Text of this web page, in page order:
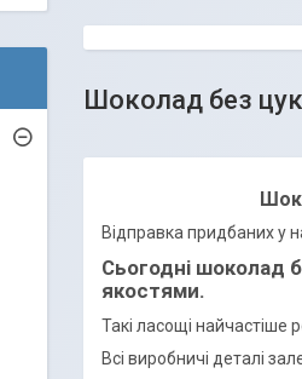
Шоколад без
Відправка придбаних у
Сьогодні шоколад
якостями.
Такі ласощі найчастіше
Всі виробничі деталі